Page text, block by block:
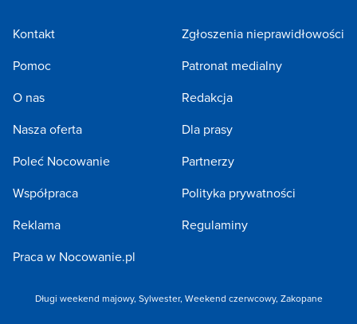
Kontakt
Pomoc
O nas
Nasza oferta
Poleć Nocowanie
Współpraca
Reklama
Praca w Nocowanie.pl
Zgłoszenia nieprawidłowości
Patronat medialny
Redakcja
Dla prasy
Partnerzy
Polityka prywatności
Regulaminy
Długi weekend majowy, Sylwester, Weekend czerwcowy, Zakopane